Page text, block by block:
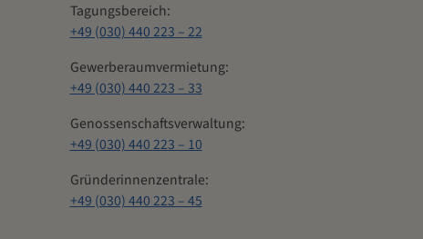
Tagungsbereich:
+49 (030) 440 223 – 22
Gewerberaumvermietung:
+49 (030) 440 223 – 33
Genossenschaftsverwaltung:
+49 (030) 440 223 – 10
Gründerinnenzentrale:
+49 (030) 440 223 – 45